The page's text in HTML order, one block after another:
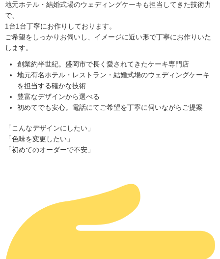
地元ホテル・結婚式場のウェディングケーキも担当してきた技術力
で、
1台1台丁寧にお作りしております。
ご希望をしっかりお伺いし、イメージに近い形で丁寧にお作りいた
します。
創業約半世紀。盛岡市で長く愛されてきたケーキ専門店
地元有名ホテル・レストラン・結婚式場のウェディングケーキ
を担当する確かな技術
豊富なデザインから選べる
初めてでも安心。電話にてご希望を丁寧に伺いながらご提案
「こんなデザインにしたい」
「色味を変更したい」
「初めてのオーダーで不安」